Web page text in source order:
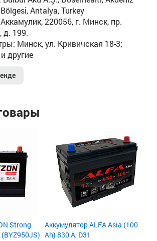
Antalya, Turkey
220056, г. Минск, пр.
д. 199.
Минск, ул. Кривичская 18-3;
другие
Strong
Аккумулятор ALFA Asia (100
Ah) 830 А, D31